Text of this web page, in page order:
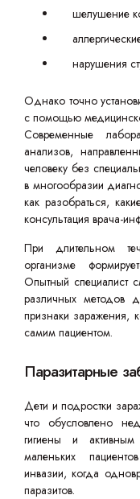
шелушение
нарушения
Однако точно
с помощью
Современные
анализов,
человеку без
в многообразии
как разобраться,
консультация врача-
При длительном
организме
Опытный специалист
различных методов
признаки заражения,
самим пациентом.
Паразитарные
Дети и подростки
что обусловлено
гигиены и
маленьких
инвазии, когда
паразитов.